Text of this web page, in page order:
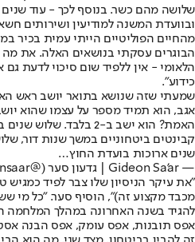
שלושה מהם כשר. בנוסף לכך - עוד שנים
ובוועדת המשנה למודיעין ושירותים
מהחיים הפוליטיים הייתי עמית בכיר
הבוגרים עסקתי בנושאים האלה. את מה
הלאומי - אין ללפיד שום סיכוי לדעת
כידוע".
שמעתי שזה שנושא בתואר יושב ראש
אגב, הוא תמיד מספר על עצמו שהוא
האמת? הוא ישב ב-2
קבינטים ביטחוניים במשך שנות דור,
שנים ארוכות בועדת החוץ…
— Gideon Sa'ar | גדעון סער (@gidonsaar)
"את עיקר הניסיון שלו צבר לפיד כמגיש
מכבד מקצוע זה)", הוסיף סער. "כל מי
להגיד בשנה האחרונה במהלך המלחמה
אפס תובנות, אפס עומק, אפס הבנה